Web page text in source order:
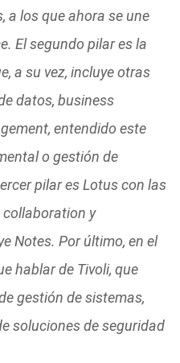
a los que ahora se une
El segundo pilar es la
a su vez, incluye otras
datos, business
entendido este
o gestión de
pilar es Lotus con las
collaboration y
Notes. Por último, en el
hablar de Tivoli, que
gestión de sistemas,
soluciones de seguridad